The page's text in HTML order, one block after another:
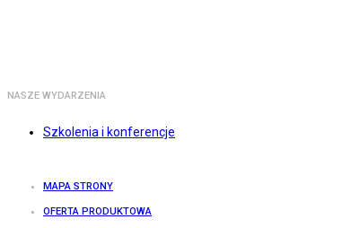
NASZE WYDARZENIA
Szkolenia i konferencje
MAPA STRONY
OFERTA PRODUKTOWA